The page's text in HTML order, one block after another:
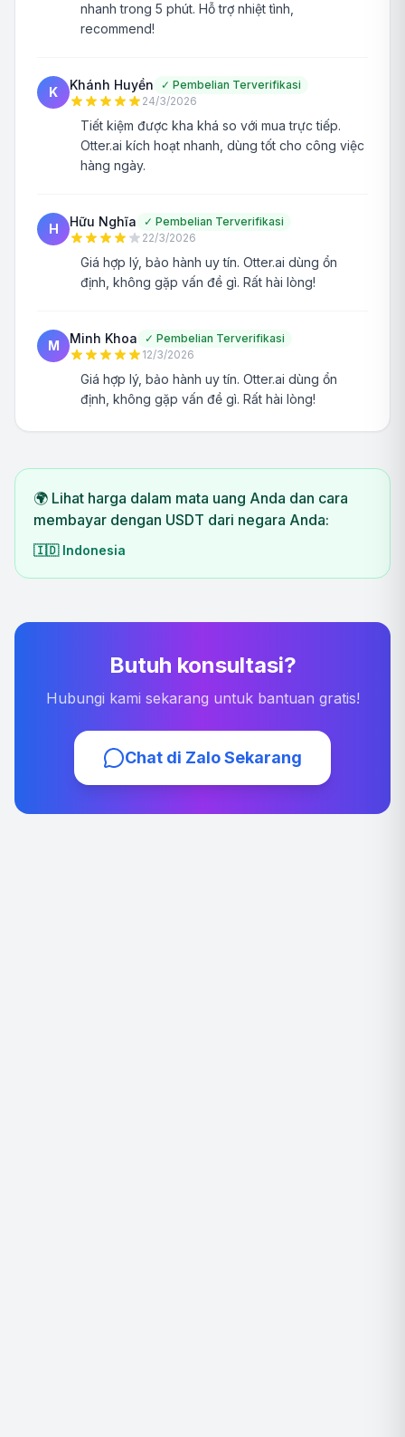
nhanh trong 5 phút. Hỗ trợ nhiệt tình,
recommend!
K Khánh Huyền ✓ Pembelian Terverifikasi
24/3/2026
Tiết kiệm được kha khá so với mua trực tiếp.
Otter.ai kích hoạt nhanh, dùng tốt cho công việc
hàng ngày.
H Hữu Nghĩa ✓ Pembelian Terverifikasi
22/3/2026
Giá hợp lý, bảo hành uy tín. Otter.ai dùng ổn
định, không gặp vấn đề gì. Rất hài lòng!
M Minh Khoa ✓ Pembelian Terverifikasi
12/3/2026
Giá hợp lý, bảo hành uy tín. Otter.ai dùng ổn
định, không gặp vấn đề gì. Rất hài lòng!
🌍 Lihat harga dalam mata uang Anda dan cara
membayar dengan USDT dari negara Anda:
🇮🇩 Indonesia
Butuh konsultasi?
Hubungi kami sekarang untuk bantuan gratis!
Chat di Zalo Sekarang